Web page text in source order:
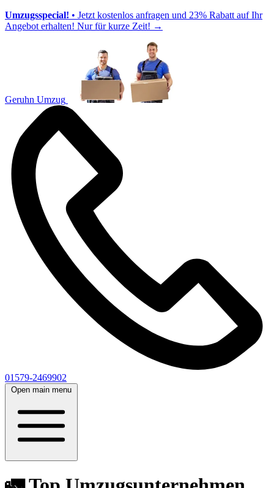
Umzugsspecial! • Jetzt kostenlos anfragen und 23% Rabatt auf Ihr
Angebot erhalten! Nur für kurze Zeit! →
Geruhn Umzug
01579-2469902
Open main menu